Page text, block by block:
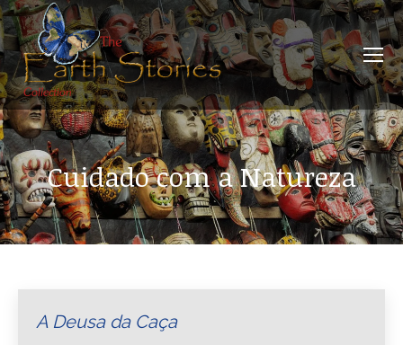
Cuidado com a Natureza
A Deusa da Caça